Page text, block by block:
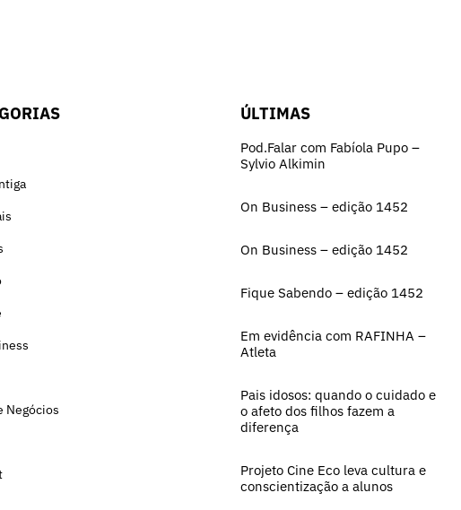
Negócios
ÚLTIMAS
Pod.Falar com Fabíola Pupo –
Sylvio Alkimin
On Business – edição 1452
On Business – edição 1452
Fique Sabendo – edição 1452
Em evidência com RAFINHA –
Atleta
Pais idosos: quando o cuidado e
o afeto dos filhos fazem a
diferença
Projeto Cine Eco leva cultura e
conscientização a alunos